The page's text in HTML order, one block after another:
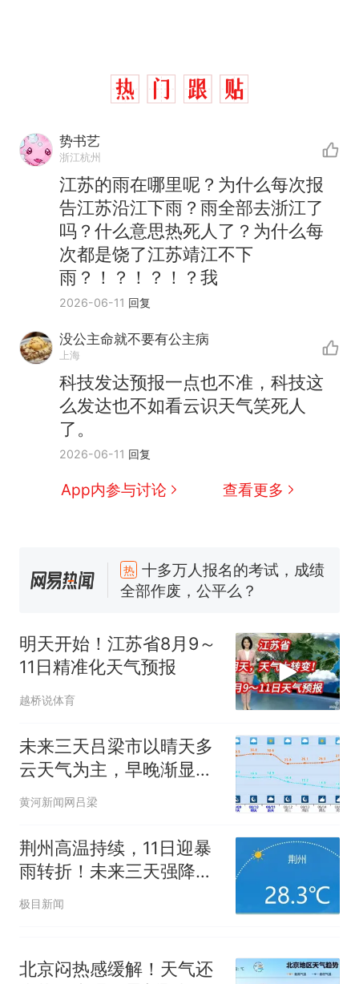
势书艺
浙江杭州
江苏的雨在哪里呢？为什么每次报
告江苏沿江下雨？雨全部去浙江了
吗？什么意思热死人了？为什么每
次都是饶了江苏靖江不下
雨？！？！？！？我
2026-06-11 回复
没公主命就不要有公主病
上海
科技发达预报一点也不准，科技这
么发达也不如看云识天气笑死人
了。
2026-06-11 回复
App内参与讨论 查看更多
热 十多万人报名的考试，成绩
全部作废，公平么？
交5060元才肯搬上楼！女子傻
眼了……
空调24小时开着反而更省电？
电力部门回应
视频丨只要一枚命中就能让航
佛山一中学招聘物理教师，笔
试前13名均遭淘汰？教育局：
已叫停招聘，成立调查组全面
“不建议大家买深色蛋糕”上热
搜，网友：天塌了！
全部作废，公平么？
明天开始！江苏省8月9～
11日精准化天气预报
越桥说体育
未来三天吕梁市以晴天多
云天气为主，早晚渐显秋
凉
黄河新闻网吕梁
荆州高温持续，11日迎暴
雨转折！未来三天强降雨
来袭
极目新闻
北京闷热感缓解！天气还